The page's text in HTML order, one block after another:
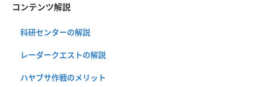
コンテンツ解説
科研センターの解説
レーダークエストの解説
ハヤブサ作戦のメリット